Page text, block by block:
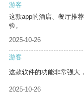
游客
这款app的酒店、餐厅推
验。
2025-10-26
游客
这款软件的功能非常强大
2025-10-26